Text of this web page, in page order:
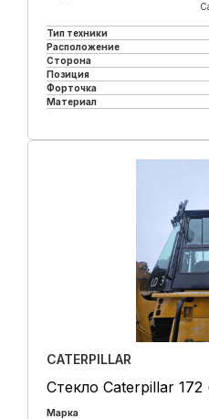
Тип техники
Расположение
Сторона
Позиция
Форточка
Материал
CATERPILLAR
Стекло Caterpillar 172
Марка